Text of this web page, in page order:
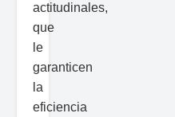
actitudinales,
que
le
garanticen
la
eficiencia